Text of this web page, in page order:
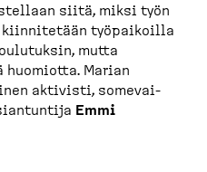
siitä, miksi työn
työpai­koilla
mutta
huomiotta. Marian
aktivisti, somevai­
Emmi